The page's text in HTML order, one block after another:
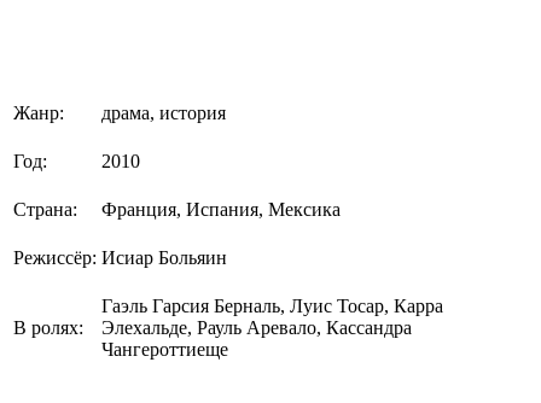
Жанр: драма, история
Год: 2010
Страна: Франция, Испания, Мексика
Режиссёр: Исиар Больяин
В ролях:
Гаэль Гарсия Берналь, Луис Тосар, Карра
Элехальде, Рауль Аревало, Кассандра
Чангероттиеще